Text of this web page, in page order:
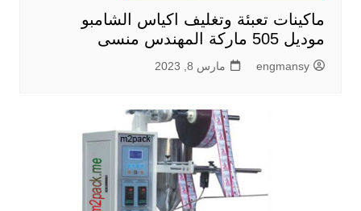
ماكينات تعبئة وتغليف اكياس الشامبو
موديل 505 ماركة المهندس منسى
engmansy مارس 8, 2023